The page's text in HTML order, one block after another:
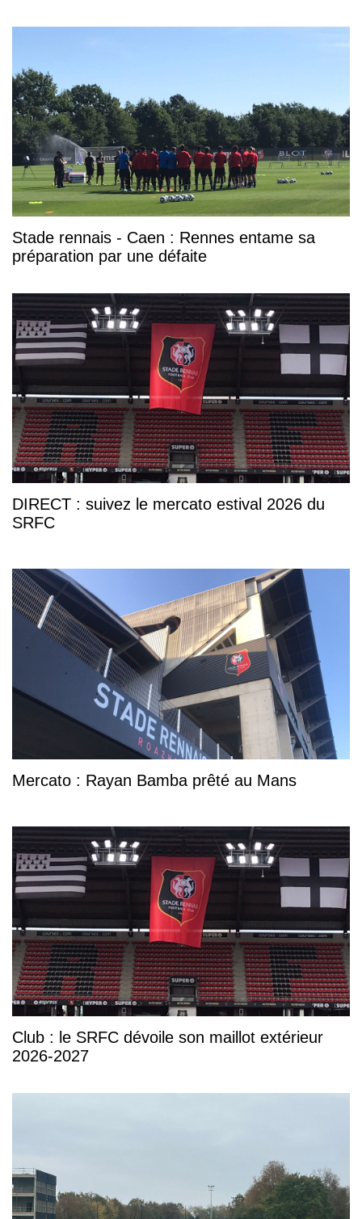
Stade rennais - Caen : Rennes entame sa
préparation par une défaite
DIRECT : suivez le mercato estival 2026 du
SRFC
Mercato : Rayan Bamba prêté au Mans
Club : le SRFC dévoile son maillot extérieur
2026-2027